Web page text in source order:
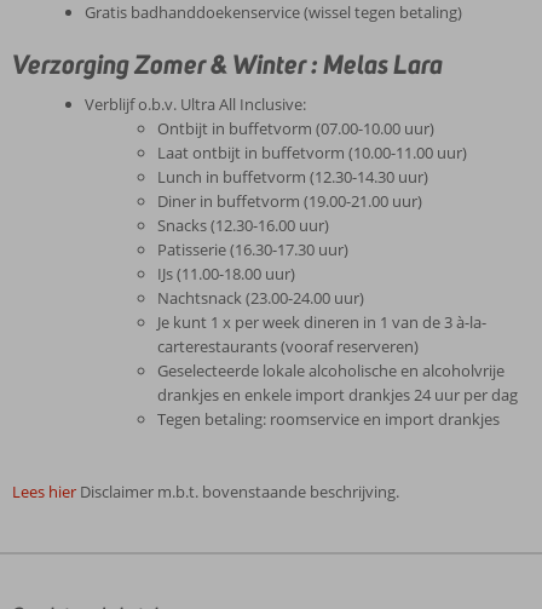
Gratis badhanddoekenservice (wissel tegen betaling)
Verzorging Zomer & Winter : Melas Lara
Verblijf o.b.v. Ultra All Inclusive:
Ontbijt in buffetvorm (07.00-10.00 uur)
Laat ontbijt in buffetvorm (10.00-11.00 uur)
Lunch in buffetvorm (12.30-14.30 uur)
Diner in buffetvorm (19.00-21.00 uur)
Snacks (12.30-16.00 uur)
Patisserie (16.30-17.30 uur)
IJs (11.00-18.00 uur)
Nachtsnack (23.00-24.00 uur)
Je kunt 1 x per week dineren in 1 van de 3 à-la-
carterestaurants (vooraf reserveren)
Geselecteerde lokale alcoholische en alcoholvrije
drankjes en enkele import drankjes 24 uur per dag
Tegen betaling: roomservice en import drankjes
Lees hier Disclaimer m.b.t. bovenstaande beschrijving.